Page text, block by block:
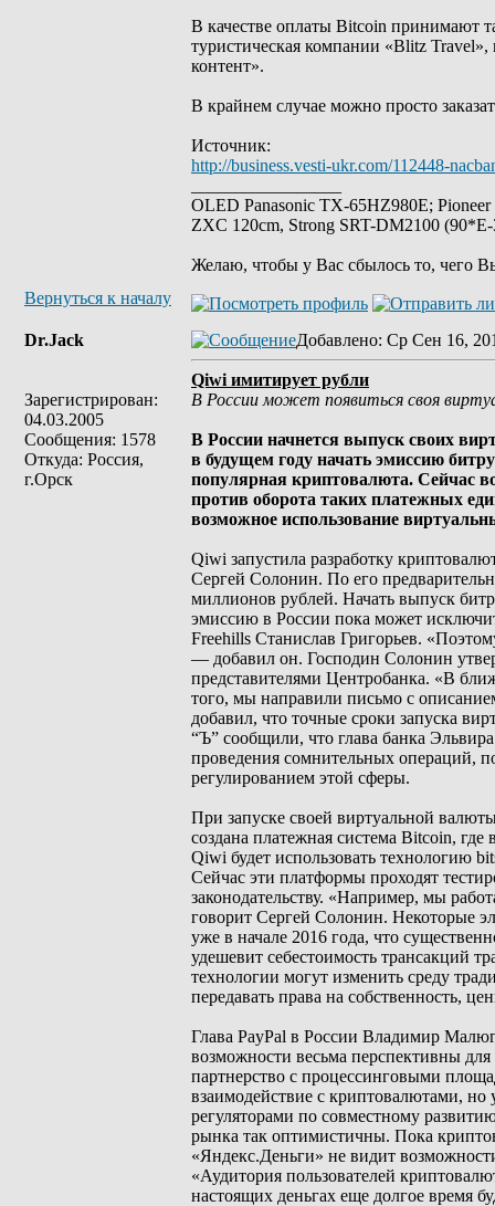
В качестве оплаты Bitcoin принимают
туристическая компании «Blitz
контент».
В крайнем случае можно просто
Источник:
http://business.vesti-ukr.com/112448-
OLED Panasonic TX-65HZ980E;
ZXC 120cm, Strong SRT-DM2100
Желаю, чтобы у Вас сбылось то, чего
Вернуться к началу
Dr.Jack
Зарегистрирован:
04.03.2005
Сообщения: 1578
Откуда: Россия,
г.Орск
Добавлено: Ср Сен 16,
Qiwi имитирует рубли
В России может появиться своя
В России начнется выпуск своих
в будущем году начать эмиссию
популярная криптовалюта. Сейчас
против оборота таких платежных
возможное использование
Qiwi запустила разработку
Сергей Солонин. По его
миллионов рублей. Начать выпуск
эмиссию в России пока может
Freehills Станислав Григорьев.
— добавил он. Господин Солонин
представителями Центробанка. «В
того, мы направили письмо с
добавил, что точные сроки запуска
“Ъ” сообщили, что глава банка
проведения сомнительных операций,
регулированием этой сферы.
При запуске своей виртуальной
создана платежная система Bitcoin,
Qiwi будет использовать технологию
Сейчас эти платформы проходят
законодательству. «Например, мы
говорит Сергей Солонин. Некоторые
уже в начале 2016 года, что
удешевит себестоимость трансакций
технологии могут изменить среду
передавать права на собственность,
Глава PayPal в России Владимир
возможности весьма перспективны
партнерство с процессинговыми
взаимодействие с криптовалютами, но
регуляторами по совместному
рынка так оптимистичны. Пока
«Яндекс.Деньги» не видит
«Аудитория пользователей
настоящих деньгах еще долгое время